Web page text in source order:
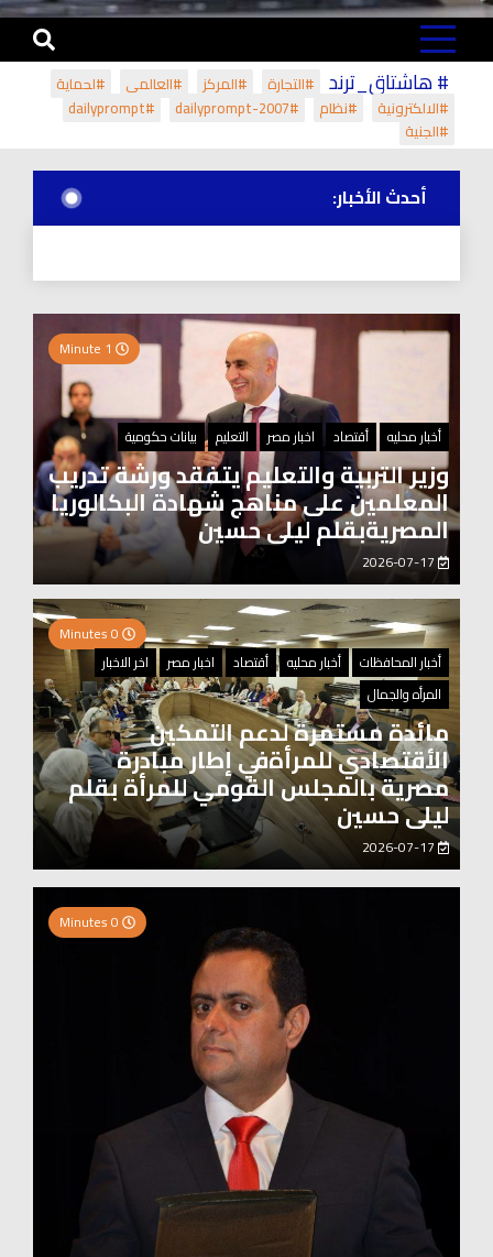
# هاشتاق_ترند #التجارة #المركز #العالمي
#لحماية
#الالكترونية
#نظام #dailyprompt-2007
#dailyprompt
#الجنية
أحدث الأخبار:
أخبار محليه أقتصاد اخبار مصر التعليم بيانات حكومية
وزير التربية والتعليم يتفقد ورشة تدريب
المعلمين على مناهج شهادة البكالوريا
المصريةبقلم ليلى حسين
أخبار المحافظات
أخبار محليه أقتصاد اخبار مصر
اخر الاخبار
المرأه والجمال
مائدة مستمرة لدعم التمكين
الأقتصادي للمرأةفي إطار مبادرة
مصرية بالمجلس القومي للمرأة بقلم
ليلى حسين
2026-07-17